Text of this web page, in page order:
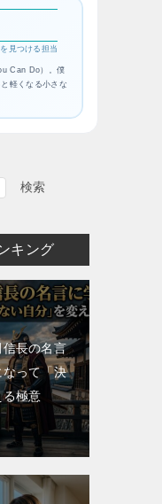
見つける担当
Can Do）。僕
軽くなる小さな
検索
キング
長の名言
って「決
極意